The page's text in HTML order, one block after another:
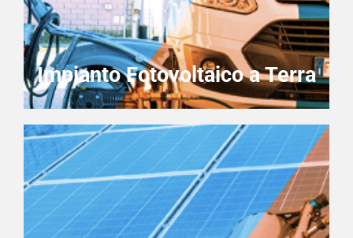
Impianto Fotovoltaico a Terra